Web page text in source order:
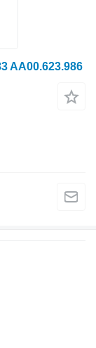
AA00.623.986